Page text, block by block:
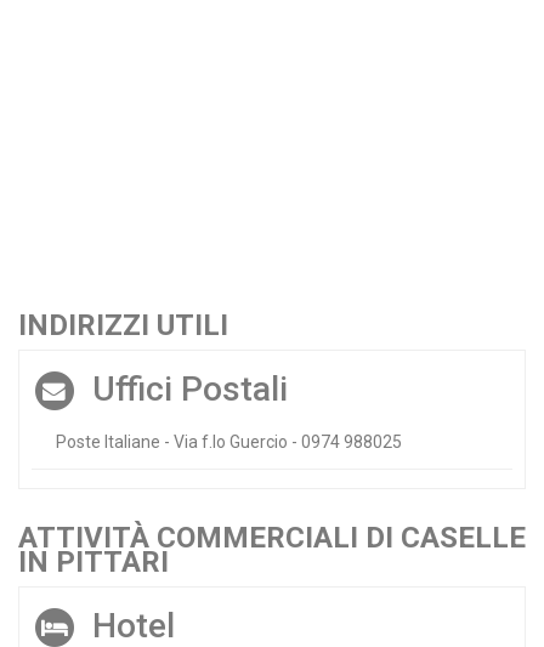
INDIRIZZI UTILI
Uffici Postali
Poste Italiane - Via f.lo Guercio - 0974 988025
ATTIVITÀ COMMERCIALI DI CASELLE
IN PITTARI
Hotel